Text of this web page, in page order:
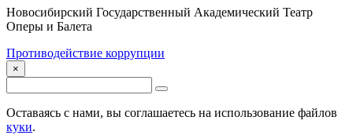
Новосибирский Государственный Академический Театр
Оперы и Балета
Противодействие коррупции
×
Оставаясь с нами, вы соглашаетесь на использование файлов
куки.